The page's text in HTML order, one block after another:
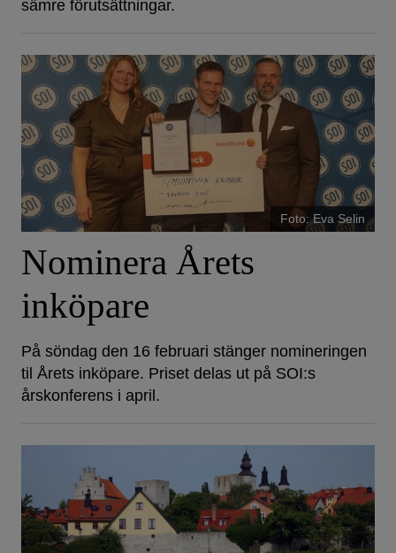
sämre förutsättningar.
Foto: Eva Selin
Nominera Årets
inköpare
På söndag den 16 februari stänger nomineringen
til Årets inköpare. Priset delas ut på SOI:s
årskonferens i april.